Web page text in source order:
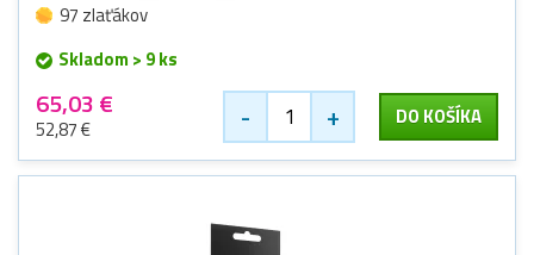
97 zlaťákov
Skladom > 9 ks
65,03 €
52,87 € - + DO KOŠÍKA